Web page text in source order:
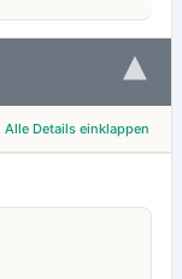
▾
Alle Details einklappen